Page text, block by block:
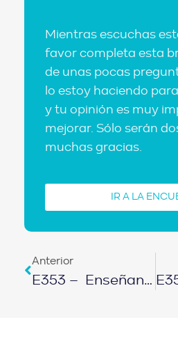
Mientras escuchas
favor completa esta
de unas pocas
lo estoy haciendo
y tu opinión es muy
mejorar. Sólo serán
muchas gracias.
IR A LA
Anterior
E353 – Enseñando A Taxista A Descubrir Su Adicción: Trabaja 16 Horas Al Día￼